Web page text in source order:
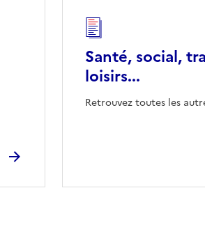
Santé, social,
loisirs...
Retrouvez toutes les